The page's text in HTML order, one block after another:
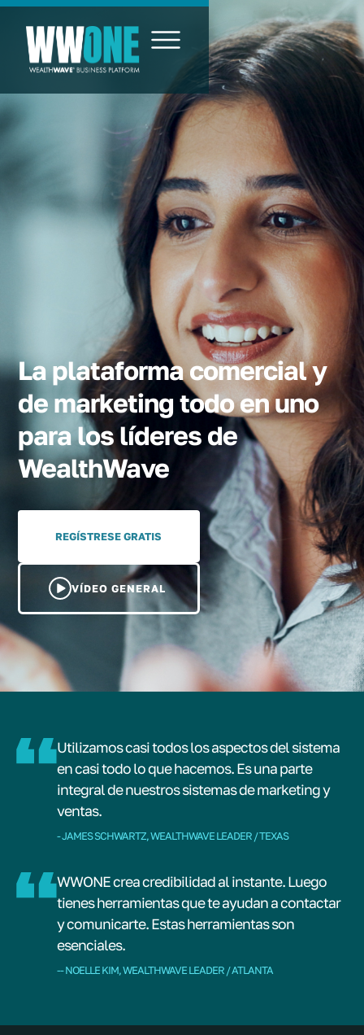
La plataforma comercial y
de marketing todo en uno
para los líderes de
WealthWave
REGÍSTRESE GRATIS
VÍDEO GENERAL
Utilizamos casi todos los aspectos del sistema
en casi todo lo que hacemos. Es una parte
integral de nuestros sistemas de marketing y
ventas.
- JAMES SCHWARTZ, WEALTHWAVE LEADER / TEXAS
WWONE crea credibilidad al instante. Luego
tienes herramientas que te ayudan a contactar
y comunicarte. Estas herramientas son
esenciales.
-- NOELLE KIM, WEALTHWAVE LEADER / ATLANTA